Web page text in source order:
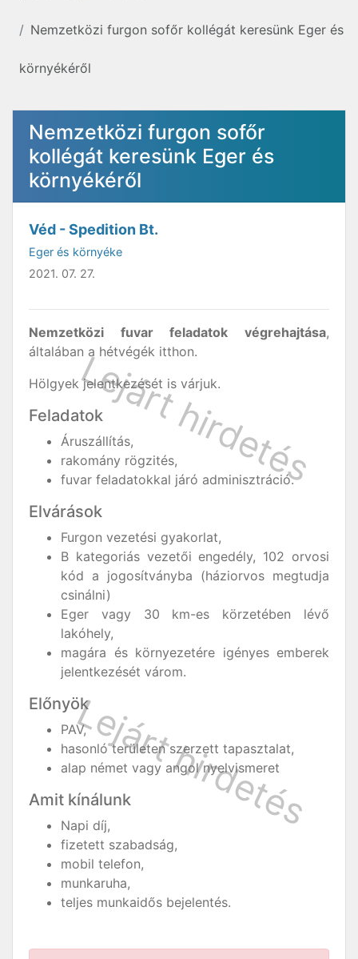
Nemzetközi furgon sofőr kollégát keresünk Eger és
környékéről
Nemzetközi furgon sofőr
kollégát keresünk Eger és
környékéről
Véd - Spedition Bt.
Eger és környéke
2021. 07. 27.
Nemzetközi fuvar feladatok végrehajtása,
általában a hétvégék itthon.
Hölgyek jelentkezését is várjuk.
Feladatok
Áruszállítás,
rakomány rögzités,
fuvar feladatokkal járó adminisztráció.
Elvárások
Furgon vezetési gyakorlat,
B kategoriás vezetői engedély, 102 orvosi
kód a jogosítványba (háziorvos megtudja
csinálni)
Eger vagy 30 km-es körzetében lévő
lakóhely,
magára és környezetére igényes emberek
jelentkezését várom.
Előnyök
PAV,
hasonló területen szerzett tapasztalat,
alap német vagy angol nyelvismeret
Amit kínálunk
Napi díj,
fizetett szabadság,
mobil telefon,
munkaruha,
teljes munkaidős bejelentés.